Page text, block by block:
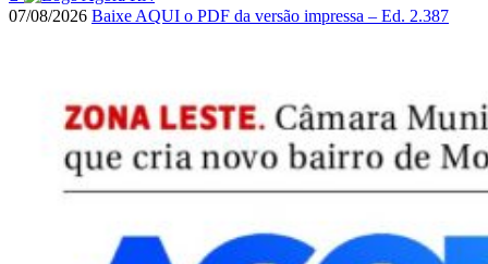
07/08/2026 Baixe AQUI o PDF da versão impressa – Ed. 2.387